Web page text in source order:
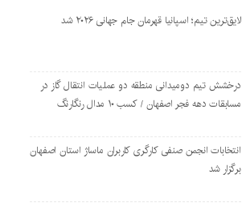
لایق‌ترین تیم؛ اسپانیا قهرمان جام جهانی ۲۰۲۶ شد
درخشش تیم دومیدانی منطقه دو عملیات انتقال گاز در
مسابقات دهه فجر اصفهان / کسب ۱۰ مدال رنگارنگ
انتخابات انجمن صنفی کارگری کاربران ماساژ استان اصفهان
برگزار شد